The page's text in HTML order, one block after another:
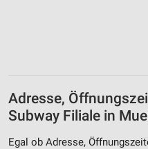
Adresse,
Subway Filiale in
Egal ob Adresse,